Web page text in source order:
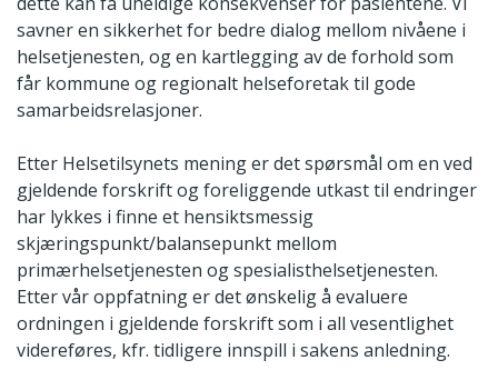
savner en sikkerhet for bedre dialog mellom nivåene i
helsetjenesten, og en kartlegging av de forhold som
får kommune og regionalt helseforetak til gode
samarbeidsrelasjoner.
Etter Helsetilsynets mening er det spørsmål om en ved
gjeldende forskrift og foreliggende utkast til endringer
har lykkes i finne et hensiktsmessig
skjæringspunkt/balansepunkt mellom
primærhelsetjenesten og spesialisthelsetjenesten.
Etter vår oppfatning er det ønskelig å evaluere
ordningen i gjeldende forskrift som i all vesentlighet
videreføres, kfr. tidligere innspill i sakens anledning.